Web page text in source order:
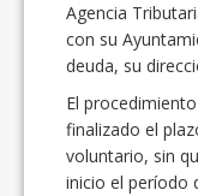
Agencia
con su
deuda, su
El
finalizado el
voluntario, sin
inicio el período